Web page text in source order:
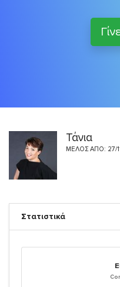
Τάνια
ΜΈΛΟΣ ΑΠΌ: 27/
Στατιστικά